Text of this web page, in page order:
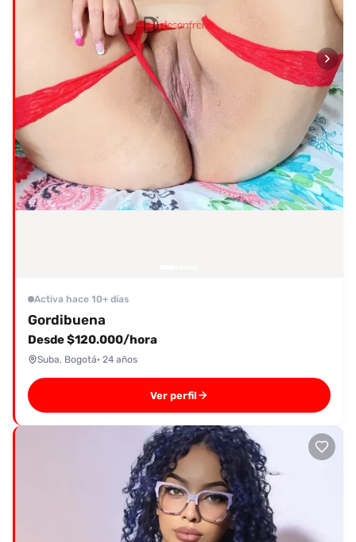
Activa hace 10+ días
Gordibuena
Desde $120.000/hora
Suba, Bogotá· 24 años
Ver perfil